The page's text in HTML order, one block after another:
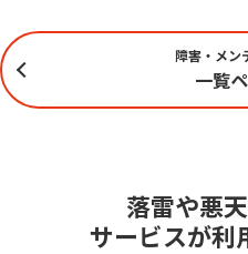
障害・メン
一覧
落雷や悪
サービスが利